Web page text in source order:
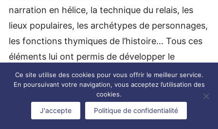
narration en hélice, la technique du relais, les
lieux populaires, les archétypes de personnages,
les fonctions thymiques de l’histoire… Tous ces
éléments lui ont permis de développer le
concept de « Plaisir de lecture », une
déformation de la théorie de Barthes
concernant le texte de plaisir. La réflexion de
Karl Akiki s’appuie principalement sur les
Ce site utilise des cookies pour vous offrir le meilleur service.
En poursuivant votre navigation, vous acceptez l’utilisation des
cookies.
J'accepte Politique de confidentialité